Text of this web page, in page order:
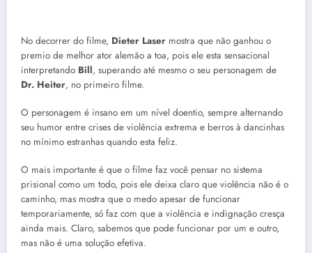
No decorrer do filme, Dieter Laser mostra que não ganhou o
premio de melhor ator alemão a toa, pois ele esta sensacional
interpretando Bill, superando até mesmo o seu personagem de
Dr. Heiter, no primeiro filme.
O personagem é insano em um nível doentio, sempre alternando
seu humor entre crises de violência extrema e berros à dancinhas
no mínimo estranhas quando esta feliz.
O mais importante é que o filme faz você pensar no sistema
prisional como um todo, pois ele deixa claro que violência não é o
caminho, mas mostra que o medo apesar de funcionar
temporariamente, só faz com que a violência e indignação cresça
ainda mais. Claro, sabemos que pode funcionar por um e outro,
mas não é uma solução efetiva.